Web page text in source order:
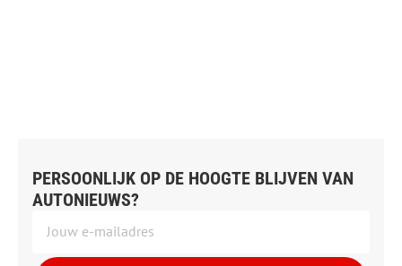
PERSOONLIJK OP DE HOOGTE BLIJVEN VAN
AUTONIEUWS?